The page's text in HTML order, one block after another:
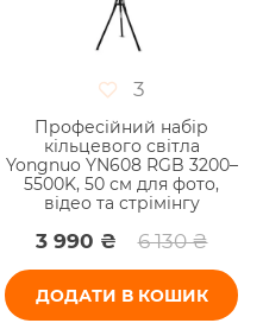
3
Професійний набір
кільцевого світла
Yongnuo YN608 RGB 3200–
5500K, 50 см для фото,
відео та стрімінгу
3 990 ₴ 6 130 ₴
ДОДАТИ В КОШИК